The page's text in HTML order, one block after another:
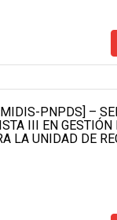
PNPDS] –
III EN GESTIÓN
LA UNIDAD DE